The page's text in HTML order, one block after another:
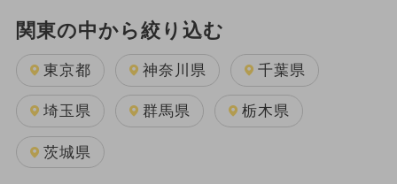
関東の中から絞り込む
東京都 神奈川県 千葉県
埼玉県 群馬県 栃木県
茨城県